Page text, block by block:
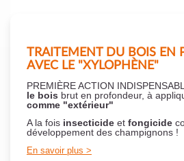
TRAITEMENT DU BOIS EN
AVEC LE "XYLOPHÈNE"
PREMIÈRE ACTION
le bois brut en profondeur, à
comme "extérieur"
A la fois insecticide et fongicide
développement des champignons !
En savoir plus